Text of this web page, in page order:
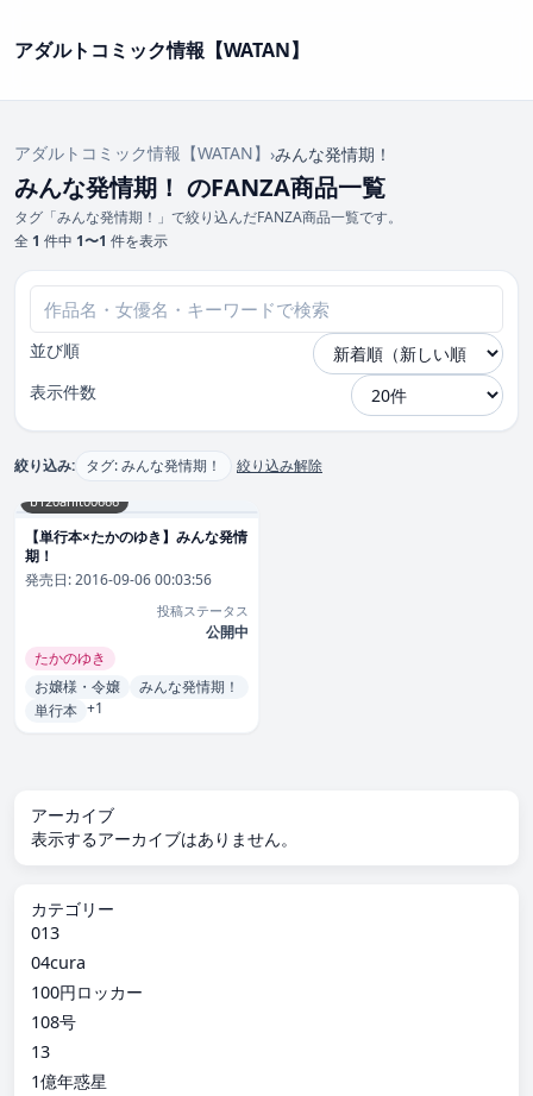
アダルトコミック情報【WATAN】
アダルトコミック情報【WATAN】 ›みんな発情期！
みんな発情期！ のFANZA商品一覧
タグ「みんな発情期！」で絞り込んだFANZA商品一覧です。
全 1 件中 1〜1 件を表示
並び順
表示件数
絞り込み: タグ: みんな発情期！ 絞り込み解除
b120ahit00666
【単行本×たかのゆき】みんな発情
期！
発売日:2016-09-06 00:03:56
投稿ステータス
公開中
たかのゆき
お嬢様・令嬢
みんな発情期！
単行本 +1
アーカイブ
表示するアーカイブはありません。
カテゴリー
013
04cura
100円ロッカー
108号
13
1億年惑星